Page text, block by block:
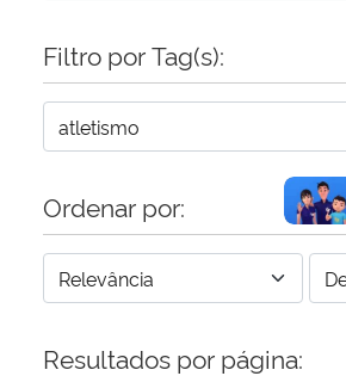
Banco Central do Brasil
Filtro por Tag(s):
Ordenar por:
Resultados por página: